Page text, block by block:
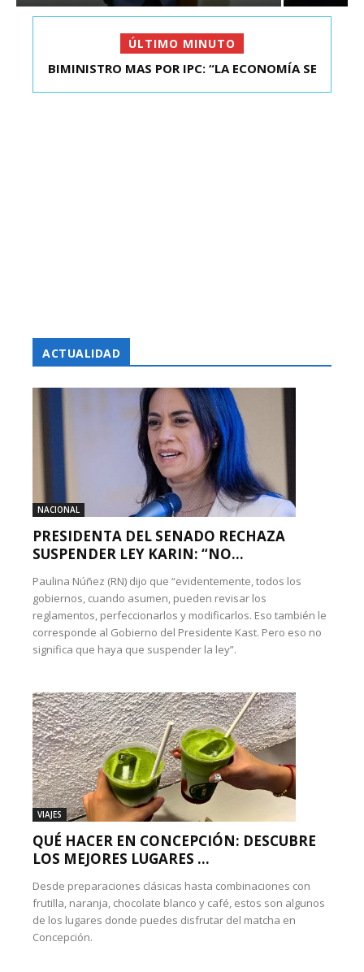
ÚLTIMO MINUTO
BIMINISTRO MAS POR IPC: “LA ECONOMÍA SE
ACTUALIDAD
NACIONAL
PRESIDENTA DEL SENADO RECHAZA
SUSPENDER LEY KARIN: “NO...
Paulina Núñez (RN) dijo que “evidentemente, todos los
gobiernos, cuando asumen, pueden revisar los
reglamentos, perfeccionarlos y modificarlos. Eso también le
corresponde al Gobierno del Presidente Kast. Pero eso no
significa que haya que suspender la ley”.
VIAJES
QUÉ HACER EN CONCEPCIÓN: DESCUBRE
LOS MEJORES LUGARES ...
Desde preparaciones clásicas hasta combinaciones con
frutilla, naranja, chocolate blanco y café, estos son algunos
de los lugares donde puedes disfrutar del matcha en
Concepción.